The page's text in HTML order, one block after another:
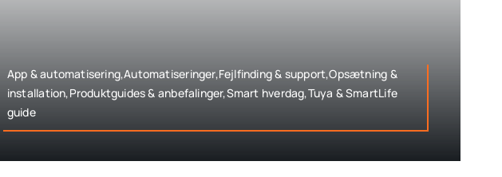
App & automatisering,Automatiseringer,Fejlfinding & support,Opsætning &
installation,Produktguides & anbefalinger,Smart hverdag,Tuya & SmartLife
guide